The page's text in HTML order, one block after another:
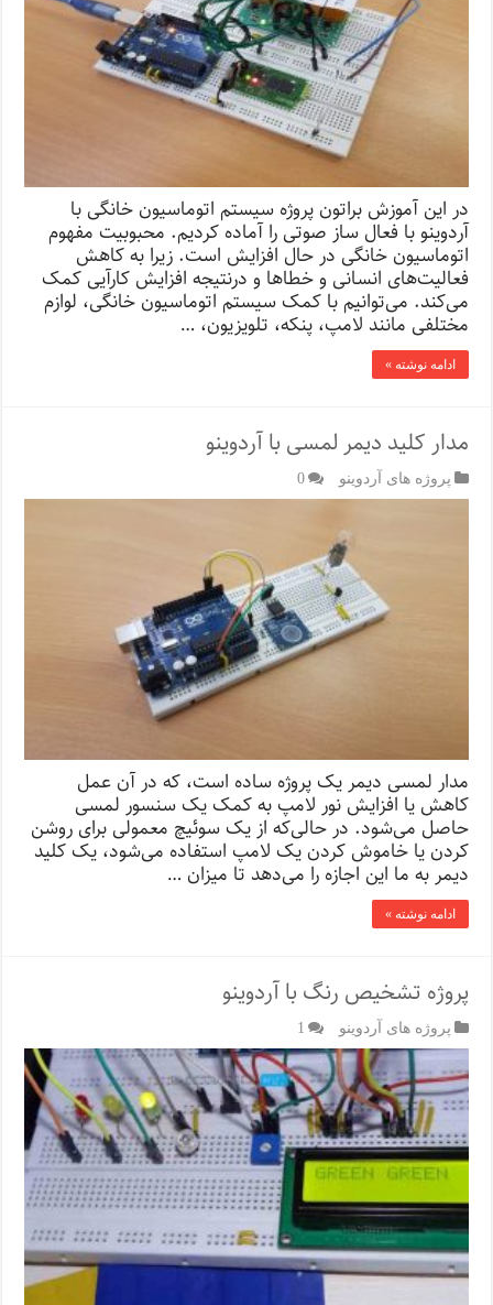
در این آموزش براتون پروژه سیستم اتوماسیون خانگی با
آردوینو با فعال ساز صوتی را آماده کردیم. محبوبیت مفهوم
اتوماسیون خانگی در حال افزایش است. زیرا به کاهش
فعالیت‌های انسانی و خطاها و درنتیجه افزایش کارآیی کمک
می‌کند. می‌توانیم با کمک سیستم اتوماسیون خانگی، لوازم
مختلفی مانند لامپ، پنکه، تلویزیون، …
ادامه نوشته »
مدار کلید دیمر لمسی با آردوینو
پروژه های آردوینو 0
مدار لمسی دیمر یک پروژه ساده است، که در آن عمل
کاهش یا افزایش نور لامپ به کمک یک سنسور لمسی
حاصل می‌شود. در حالی‌که از یک سوئیچ معمولی برای روشن
کردن یا خاموش کردن یک لامپ استفاده می‌شود، یک کلید
دیمر به ما این اجازه را می‌دهد تا میزان …
ادامه نوشته »
پروژه تشخیص رنگ با آردوینو
پروژه های آردوینو 1